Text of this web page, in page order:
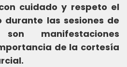
cuidado y respeto el
las sesiones de
son manifestaciones
de la cortesía